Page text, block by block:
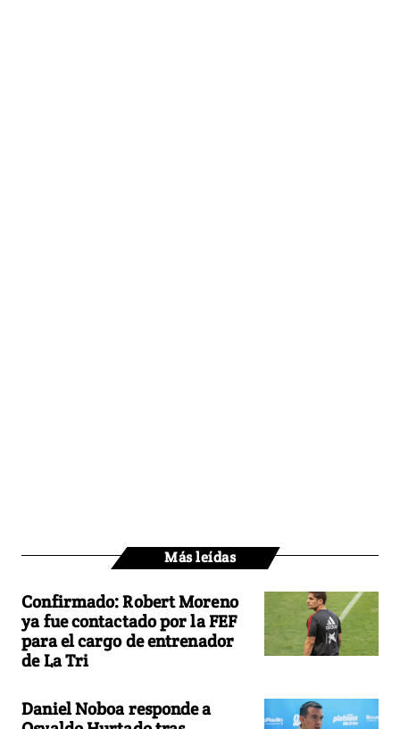
Más leídas
Confirmado: Robert Moreno
ya fue contactado por la FEF
para el cargo de entrenador
de La Tri
Daniel Noboa responde a